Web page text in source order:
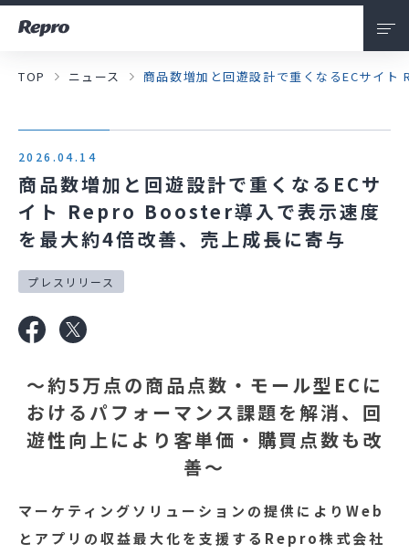
会社情報
私たちについて
サービス
ニュース
採用情報
お問い合わせ
TOP ニュース 商品数増加と回遊設計で重くなるECサイ
2026.04.14
商品数増加と回遊設計で重くなるECサ
イト Repro Booster導入で表示速度
を最大約4倍改善、売上成長に寄与
プレスリリース
～約5万点の商品点数・モール型ECに
おけるパフォーマンス課題を解消、回
遊性向上により客単価・購買点数も改
善～
マーケティングソリューションの提供によりWeb
とアプリの収益最大化を支援するRepro株式会社